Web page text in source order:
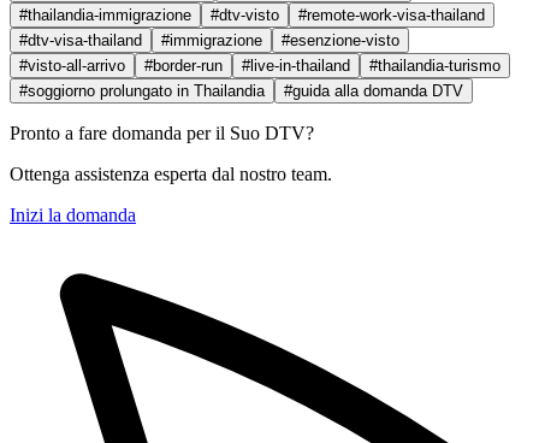
#thailandia-immigrazione
#dtv-visto
#remote-work-visa-thailand
#dtv-visa-thailand
#immigrazione
#esenzione-visto
#visto-all-arrivo
#border-run #live-in-thailand
#thailandia-turismo
#soggiorno prolungato in Thailandia
#guida alla domanda DTV
Pronto a fare domanda per il Suo DTV?
Ottenga assistenza esperta dal nostro team.
Inizi la domanda